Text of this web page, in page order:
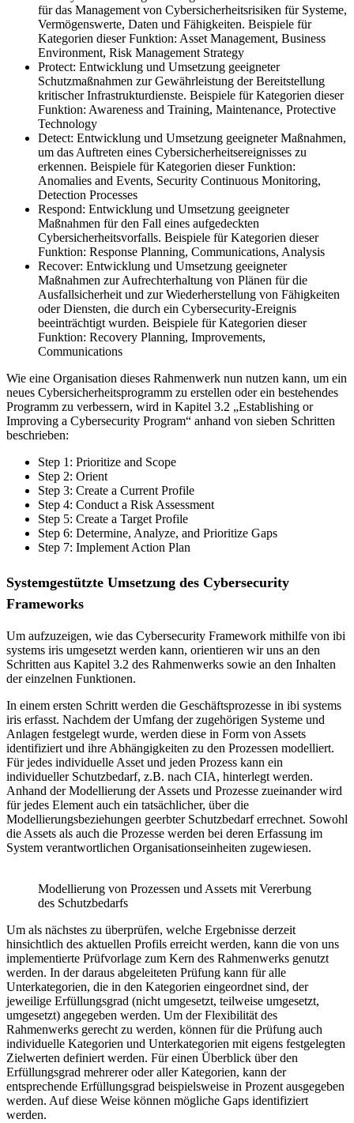
für das Management von Cybersicherheitsrisiken für Systeme,
Vermögenswerte, Daten und Fähigkeiten. Beispiele für
Kategorien dieser Funktion: Asset Management, Business
Environment, Risk Management Strategy
Protect: Entwicklung und Umsetzung geeigneter
Schutzmaßnahmen zur Gewährleistung der Bereitstellung
kritischer Infrastrukturdienste. Beispiele für Kategorien dieser
Funktion: Awareness and Training, Maintenance, Protective
Technology
Detect: Entwicklung und Umsetzung geeigneter Maßnahmen,
um das Auftreten eines Cybersicherheitsereignisses zu
erkennen. Beispiele für Kategorien dieser Funktion:
Anomalies and Events, Security Continuous Monitoring,
Detection Processes
Respond: Entwicklung und Umsetzung geeigneter
Maßnahmen für den Fall eines aufgedeckten
Cybersicherheitsvorfalls. Beispiele für Kategorien dieser
Funktion: Response Planning, Communications, Analysis
Recover: Entwicklung und Umsetzung geeigneter
Maßnahmen zur Aufrechterhaltung von Plänen für die
Ausfallsicherheit und zur Wiederherstellung von Fähigkeiten
oder Diensten, die durch ein Cybersecurity-Ereignis
beeinträchtigt wurden. Beispiele für Kategorien dieser
Funktion: Recovery Planning, Improvements,
Communications
Wie eine Organisation dieses Rahmenwerk nun nutzen kann, um ein
neues Cybersicherheitsprogramm zu erstellen oder ein bestehendes
Programm zu verbessern, wird in Kapitel 3.2 „Establishing or
Improving a Cybersecurity Program“ anhand von sieben Schritten
beschrieben:
Step 1: Prioritize and Scope
Step 2: Orient
Step 3: Create a Current Profile
Step 4: Conduct a Risk Assessment
Step 5: Create a Target Profile
Step 6: Determine, Analyze, and Prioritize Gaps
Step 7: Implement Action Plan
Systemgestützte Umsetzung des Cybersecurity
Frameworks
Um aufzuzeigen, wie das Cybersecurity Framework mithilfe von ibi
systems iris umgesetzt werden kann, orientieren wir uns an den
Schritten aus Kapitel 3.2 des Rahmenwerks sowie an den Inhalten
der einzelnen Funktionen.
In einem ersten Schritt werden die Geschäftsprozesse in ibi systems
iris erfasst. Nachdem der Umfang der zugehörigen Systeme und
Anlagen festgelegt wurde, werden diese in Form von Assets
identifiziert und ihre Abhängigkeiten zu den Prozessen modelliert.
Für jedes individuelle Asset und jeden Prozess kann ein
individueller Schutzbedarf, z.B. nach CIA, hinterlegt werden.
Anhand der Modellierung der Assets und Prozesse zueinander wird
für jedes Element auch ein tatsächlicher, über die
Modellierungsbeziehungen geerbter Schutzbedarf errechnet. Sowohl
die Assets als auch die Prozesse werden bei deren Erfassung im
System verantwortlichen Organisationseinheiten zugewiesen.
Modellierung von Prozessen und Assets mit Vererbung
des Schutzbedarfs
Um als nächstes zu überprüfen, welche Ergebnisse derzeit
hinsichtlich des aktuellen Profils erreicht werden, kann die von uns
implementierte Prüfvorlage zum Kern des Rahmenwerks genutzt
werden. In der daraus abgeleiteten Prüfung kann für alle
Unterkategorien, die in den Kategorien eingeordnet sind, der
jeweilige Erfüllungsgrad (nicht umgesetzt, teilweise umgesetzt,
umgesetzt) angegeben werden. Um der Flexibilität des
Rahmenwerks gerecht zu werden, können für die Prüfung auch
individuelle Kategorien und Unterkategorien mit eigens festgelegten
Zielwerten definiert werden. Für einen Überblick über den
Erfüllungsgrad mehrerer oder aller Kategorien, kann der
entsprechende Erfüllungsgrad beispielsweise in Prozent ausgegeben
werden. Auf diese Weise können mögliche Gaps identifiziert
werden.